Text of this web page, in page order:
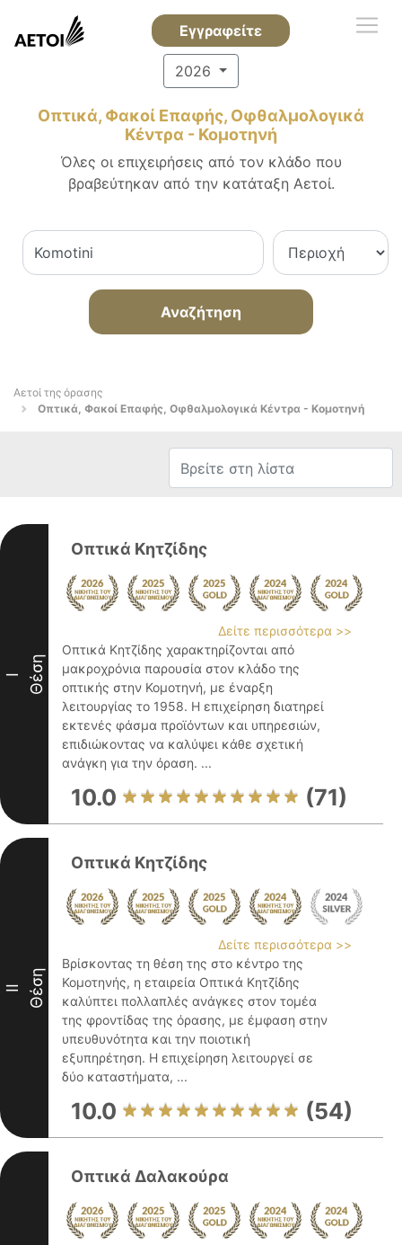
Εγγραφείτε
2026
Οπτικά, Φακοί Επαφής, Οφθαλμολογικά
Κέντρα - Κομοτηνή
Όλες οι επιχειρήσεις από τον κλάδο που
βραβεύτηκαν από την κατάταξη Αετοί.
Αναζήτηση
Αετοί της όρασης
Οπτικά, Φακοί Επαφής, Οφθαλμολογικά Κέντρα - Κομοτηνή
I Θέση
Οπτικά Κητζίδης
Δείτε περισσότερα >>
Οπτικά Κητζίδης χαρακτηρίζονται από
μακροχρόνια παρουσία στον κλάδο της
οπτικής στην Κομοτηνή, με έναρξη
λειτουργίας το 1958. Η επιχείρηση διατηρεί
εκτενές φάσμα προϊόντων και υπηρεσιών,
επιδιώκοντας να καλύψει κάθε σχετική
ανάγκη για την όραση. ...
10.0 (71)
II Θέση
Οπτικά Κητζίδης
Δείτε περισσότερα >>
Βρίσκοντας τη θέση της στο κέντρο της
Κομοτηνής, η εταιρεία Οπτικά Κητζίδης
καλύπτει πολλαπλές ανάγκες στον τομέα
της φροντίδας της όρασης, με έμφαση στην
υπευθυνότητα και την ποιοτική
εξυπηρέτηση. Η επιχείρηση λειτουργεί σε
δύο καταστήματα, ...
10.0 (54)
Οπτικά Δαλακούρα